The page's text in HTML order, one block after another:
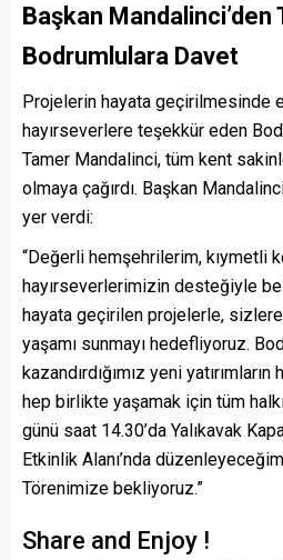
Başkan Mandalinci’den
Bodrumlulara Davet
Projelerin hayata geçirilmesinde
hayırseverlere teşekkür eden
Tamer Mandalinci, tüm kent
olmaya çağırdı. Başkan
yer verdi:
“Değerli hemşehrilerim, kıymetli
hayırseverlerimizin desteğiyle
hayata geçirilen projelerle,
yaşamı sunmayı hedefliyoruz.
kazandırdığımız yeni
hep birlikte yaşamak için tüm
günü saat 14.30’da Yalıkavak
Etkinlik Alanı’nda
Törenimize bekliyoruz.”
Share and Enjoy !